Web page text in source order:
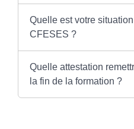
Quelle est votre
CFESES ?
Quelle attestation
la fin de la formation ?